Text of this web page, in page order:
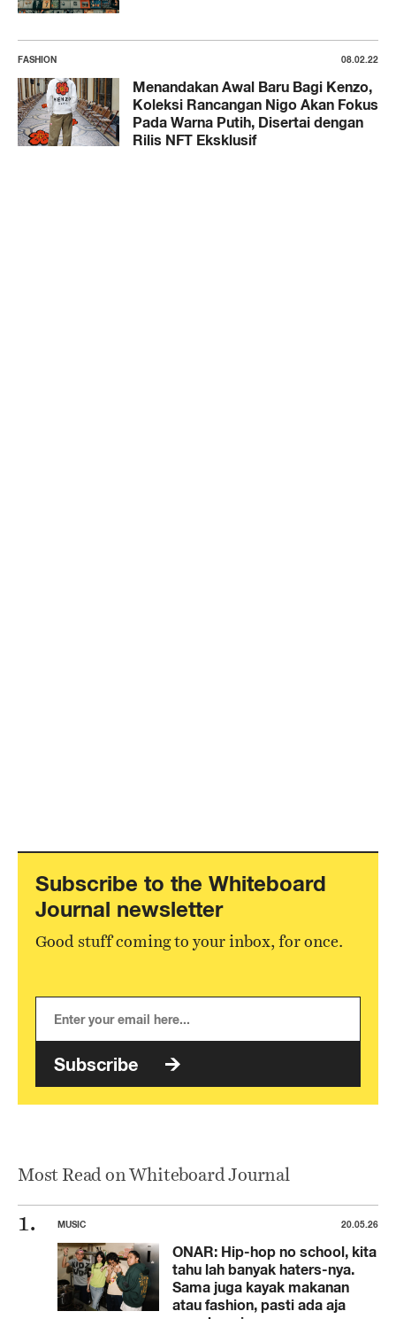
FASHION 08.02.22
Menandakan Awal Baru Bagi Kenzo,
Koleksi Rancangan Nigo Akan Fokus
Pada Warna Putih, Disertai dengan
Rilis NFT Eksklusif
Subscribe to the Whiteboard
Journal newsletter
Good stuff coming to your inbox, for once.
Subscribe
Most Read on Whiteboard Journal
MUSIC 20.05.26
ONAR: Hip-hop no school, kita
tahu lah banyak haters-nya.
Sama juga kayak makanan
atau fashion, pasti ada aja